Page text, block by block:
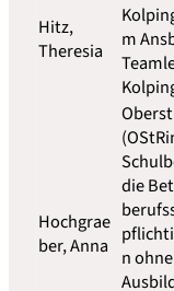
Hitz,
Theresia
m
Hochgrae
ber, Anna
die
n ohne